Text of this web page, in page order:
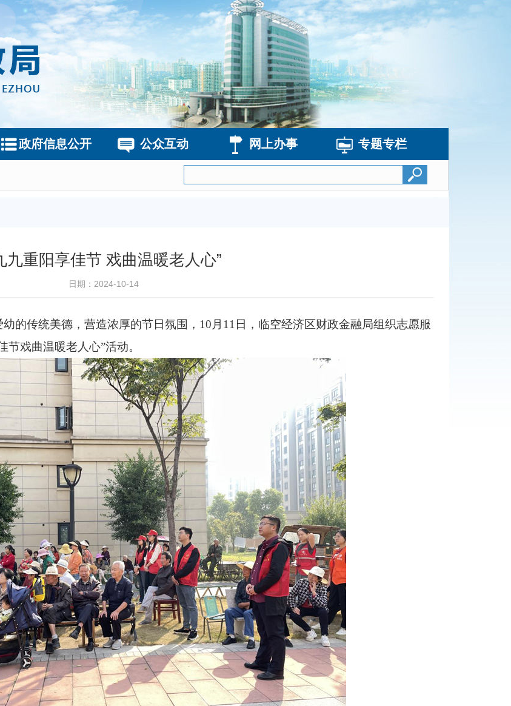
政府信息公开 公众互动 网上办事 专题专栏
九重阳享佳节 戏曲温暖老人心”
日期：2024-10-14
传统美德，营造浓厚的节日氛围，10月11日，临空经济区财政金融局组织志愿服
戏曲温暖老人心”活动。